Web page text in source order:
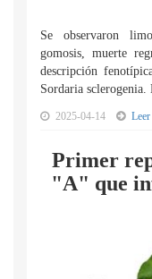
Se observaron
gomosis, muerte
descripción
Sordaria sclerogenia.
2025-04-14 Leer
Primer
"A" que